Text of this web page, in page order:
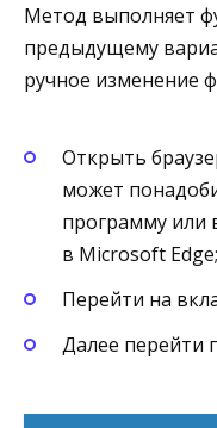
Метод выполняет
предыдущему
ручное изменение
Открыть
может
программу или
в Microsoft Edge;
Перейти на
Далее перейти